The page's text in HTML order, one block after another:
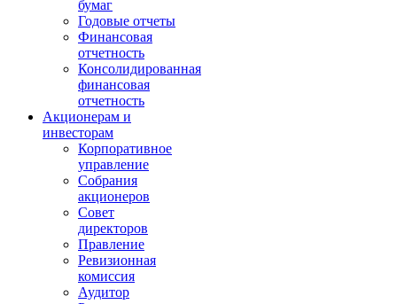
бумаг
Годовые отчеты
Финансовая
отчетность
Консолидированная
финансовая
отчетность
Акционерам и
инвесторам
Корпоративное
управление
Собрания
акционеров
Совет
директоров
Правление
Ревизионная
комиссия
Аудитор